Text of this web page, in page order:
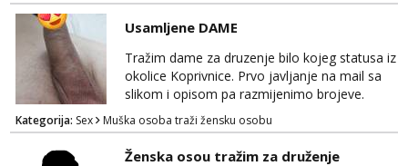
Usamljene DAME
Tražim dame za druzenje bilo kojeg statusa iz
okolice Koprivnice. Prvo javljanje na mail sa
slikom i opisom pa razmijenimo brojeve.
Muski i bonovi STOP.
Kategorija: Sex Muška osoba traži žensku osobu
Ženska osou tražim za druženje